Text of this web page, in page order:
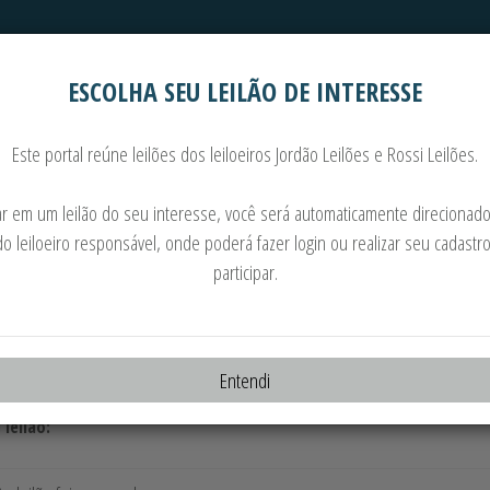
Automóveis Imoveis
MOTORES • JOGO DE RODA • PAINEL • OUTROS
de Souza - Leiloeiro Oficial - JUCESP - 886
leilão:
ESCOLHA SEU LEILÃO DE INTERESSE
Este portal reúne leilões dos leiloeiros Jordão Leilões e Rossi Leilões.
em um leilão do seu interesse, você será automaticamente
leiloeiro responsável, onde poderá fazer login ou realizar seu
participar.
Entendi